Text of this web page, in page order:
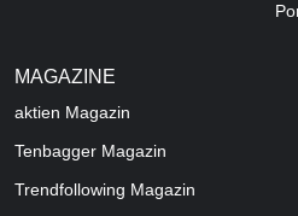
MAGAZINE
aktien Magazin
Tenbagger Magazin
Trendfollowing Magazin